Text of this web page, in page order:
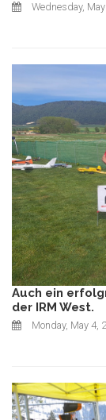
Wednesday,
Auch ein
der IRM West.
Monday, May 4,